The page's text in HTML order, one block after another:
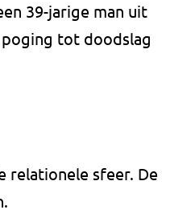
39-jarige man uit
tot doodslag
relationele sfeer. De